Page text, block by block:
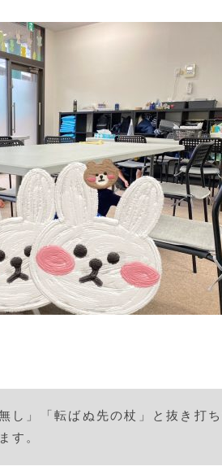
し」「転ばぬ先の杖」と抜き打
す。